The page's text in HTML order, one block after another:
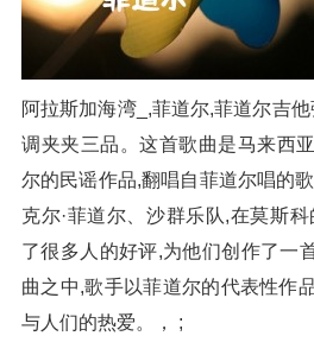
阿拉斯加海湾_,菲道尔,菲道尔吉
调夹夹三品。这首歌曲是马来西
尔的民谣作品,翻唱自菲道尔唱的
克尔·菲道尔、沙群乐队,在莫斯
了很多人的好评,为他们创作了一
曲之中,歌手以菲道尔的代表性作
与人们的热爱。， ;